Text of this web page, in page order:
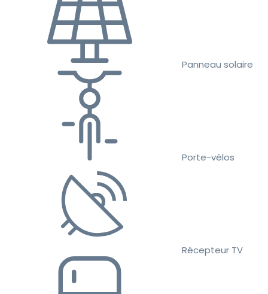
Panneau solaire
Porte-vélos
Récepteur TV